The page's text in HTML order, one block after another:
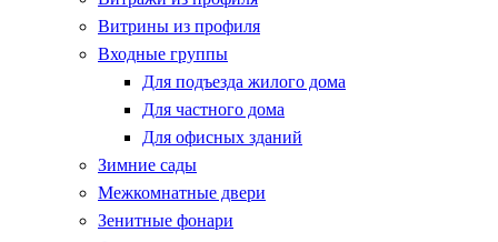
Витрины из профиля
Входные группы
Для подъезда жилого дома
Для частного дома
Для офисных зданий
Зимние сады
Межкомнатные двери
Зенитные фонари